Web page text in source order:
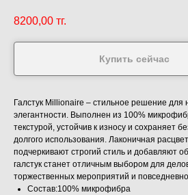
8200,00 тг.
Купить сейчас
Галстук Millionaire – стильное решение для
элегантности. Выполнен из 100%
текстурой, устойчив к износу и сохраняет
долгого использования. Лаконичная
подчеркивают строгий стиль и добавляют
галстук станет отличным выбором для
торжественных мероприятий и
Состав:100% микрофибра